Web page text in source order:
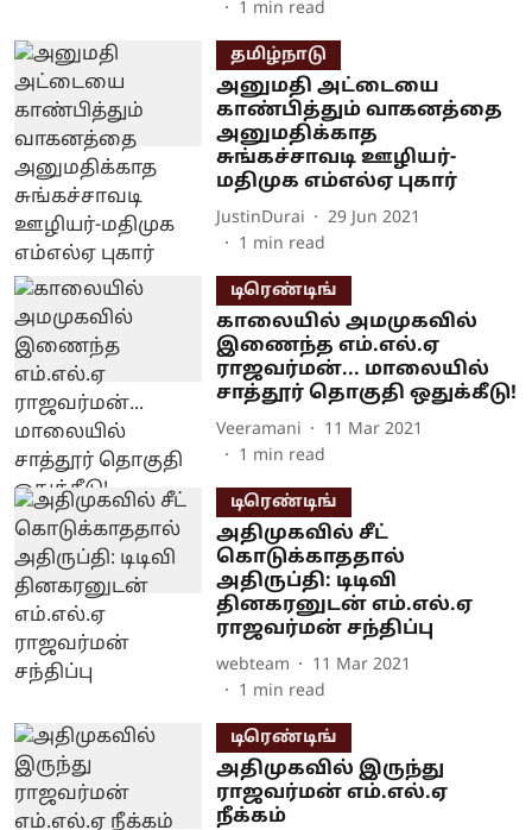
1 min read
தமிழ்நாடு
அனுமதி அட்டையை
காண்பித்தும் வாகனத்தை
அனுமதிக்காத
சுங்கச்சாவடி ஊழியர்-
மதிமுக எம்எல்ஏ புகார்
JustinDurai
29 Jun 2021
1 min read
டிரெண்டிங்
காலையில் அமமுகவில்
இணைந்த எம்.எல்.ஏ
ராஜவர்மன்... மாலையில்
சாத்தூர் தொகுதி ஒதுக்கீடு!
Veeramani
11 Mar 2021
1 min read
டிரெண்டிங்
அதிமுகவில் சீட்
கொடுக்காததால்
அதிருப்தி: டிடிவி
தினகரனுடன் எம்.எல்.ஏ
ராஜவர்மன் சந்திப்பு
webteam
11 Mar 2021
1 min read
டிரெண்டிங்
அதிமுகவில் இருந்து
ராஜவர்மன் எம்.எல்.ஏ
நீக்கம்